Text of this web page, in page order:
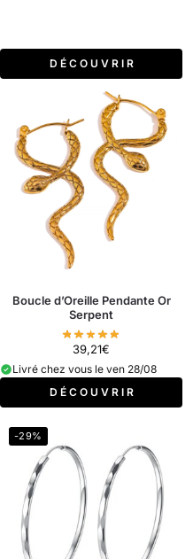
D É C O U V R I R
Boucle d’Oreille Pendante Or
Serpent
39,21€
Livré chez vous le ven 28/08
D É C O U V R I R
-29%